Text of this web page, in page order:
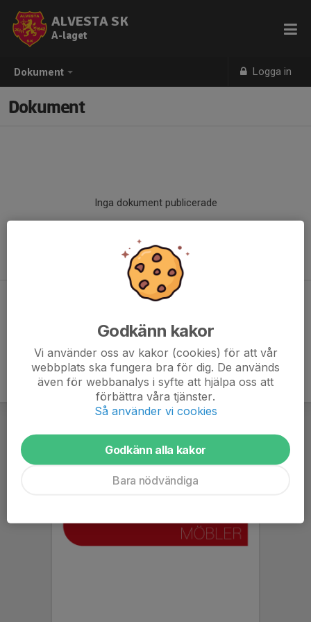
Dokument Logga in
ALVESTA SK
A-laget
Dokument
Inga dokument publicerade
Godkänn kakor
Vi använder oss av kakor (cookies) för att vår
webbplats ska fungera bra för dig. De används
även för webbanalys i syfte att hjälpa oss att
förbättra våra tjänster.
Så använder vi cookies
Godkänn alla kakor
Bara nödvändiga